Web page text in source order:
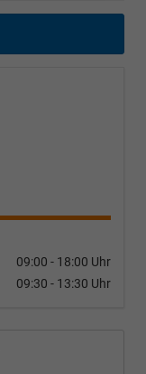
09:00 - 18:00 Uhr
09:30 - 13:30 Uhr